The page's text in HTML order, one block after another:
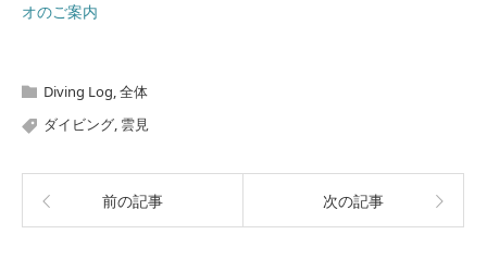
オのご案内
Diving Log,全体
ダイビング, 雲見
前の記事 次の記事